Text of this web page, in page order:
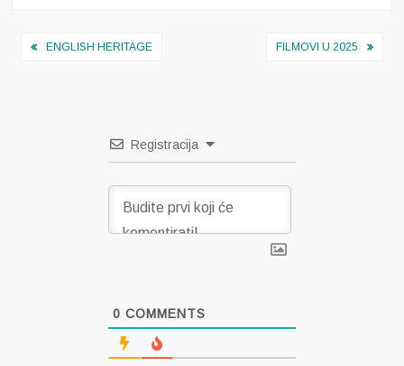
Navigacija
ENGLISH HERITAGE FILMOVI U 2025
Registracija
0 COMMENTS